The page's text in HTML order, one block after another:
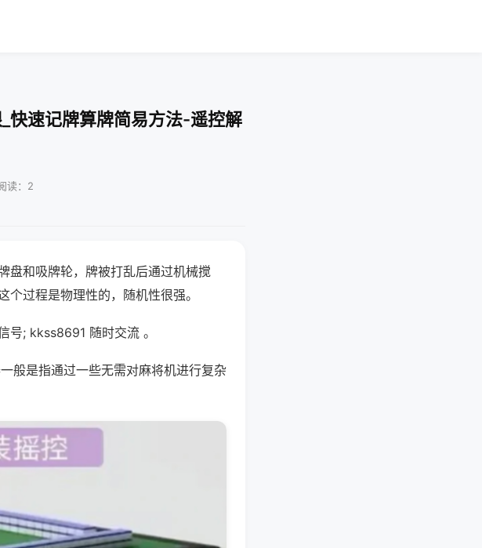
快速记牌算牌简易方法-遥控解
读：2
盘和吸牌轮，牌被打乱后通过机械搅
过程是物理性的，随机性很强。
号; kkss8691 随时交流 。
般是指通过一些无需对麻将机进行复杂